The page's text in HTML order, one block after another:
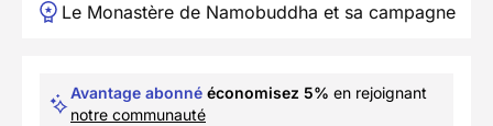
Le Monastère de Namobuddha et sa campagne
Avantage abonné économisez 5% en rejoignant
notre communauté